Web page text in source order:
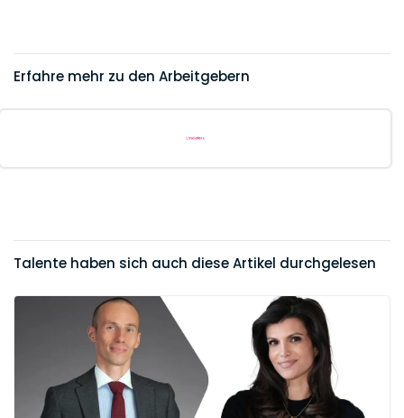
Erfahre mehr zu den Arbeitgebern
Talente haben sich auch diese Artikel durchgelesen